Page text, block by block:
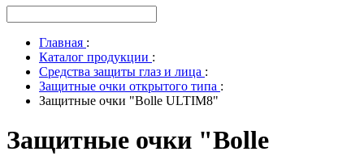
Главная :
Каталог продукции :
Средства защиты глаз и лица :
Защитные очки открытого типа :
Защитные очки "Bolle ULTIM8"
Защитные очки "Bolle